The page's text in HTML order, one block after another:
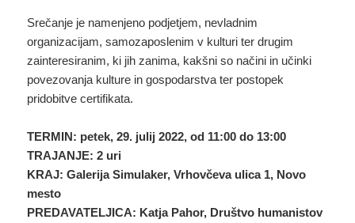
Srečanje je namenjeno podjetjem, nevladnim
organizacijam, samozaposlenim v kulturi ter drugim
zainteresiranim, ki jih zanima, kakšni so načini in učinki
povezovanja kulture in gospodarstva ter postopek
pridobitve certifikata.
TERMIN: petek, 29. julij 2022, od 11:00 do 13:00
TRAJANJE: 2 uri
KRAJ: Galerija Simulaker, Vrhovčeva ulica 1, Novo
mesto
PREDAVATELJICA: Katja Pahor, Društvo humanistov